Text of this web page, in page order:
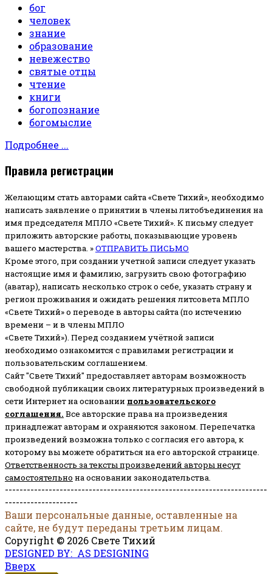
бог
человек
знание
образование
невежество
святые отцы
чтение
книги
богопознание
богомыслие
Подробнее ...
Правила регистрации
Желающим стать авторами сайта «Свете Тихий», необходимо
написать заявление о принятии в члены литобъединения на
имя председателя МПЛО «Свете Тихий». К письму следует
приложить авторские работы, показывающие уровень
вашего мастерства. »ОТПРАВИТЬ ПИСЬМО
Кроме этого, при создании учетной записи следует указать
настоящие имя и фамилию, загрузить свою фотографию
(аватар), написать несколько строк о себе, указать страну и
регион проживания и ожидать решения литсовета МПЛО
«Свете Тихий» о переводе в авторы сайта (по истечению
времени – и в члены МПЛО
«Свете Тихий»). Перед созданием учётной записи
необходимо ознакомится с правилами регистрации и
пользовательским соглашением.
Сайт "Свете Тихий" предоставляет авторам возможность
свободной публикации своих литературных произведений в
сети Интернет на основании пользовательского
соглашения. Все авторские права на произведения
принадлежат авторам и охраняются законом. Перепечатка
произведений возможна только с согласия его автора, к
которому вы можете обратиться на его авторской странице.
Ответственность за тексты произведений авторы несут
самостоятельно на основании законодательства.
------------------------------------------------------------------------
--------------------
Ваши персональные данные, оставленные на
сайте, не будут переданы третьим лицам.
Copyright © 2026 Свете Тихий
DESIGNED BY: AS DESIGNING
Вверх